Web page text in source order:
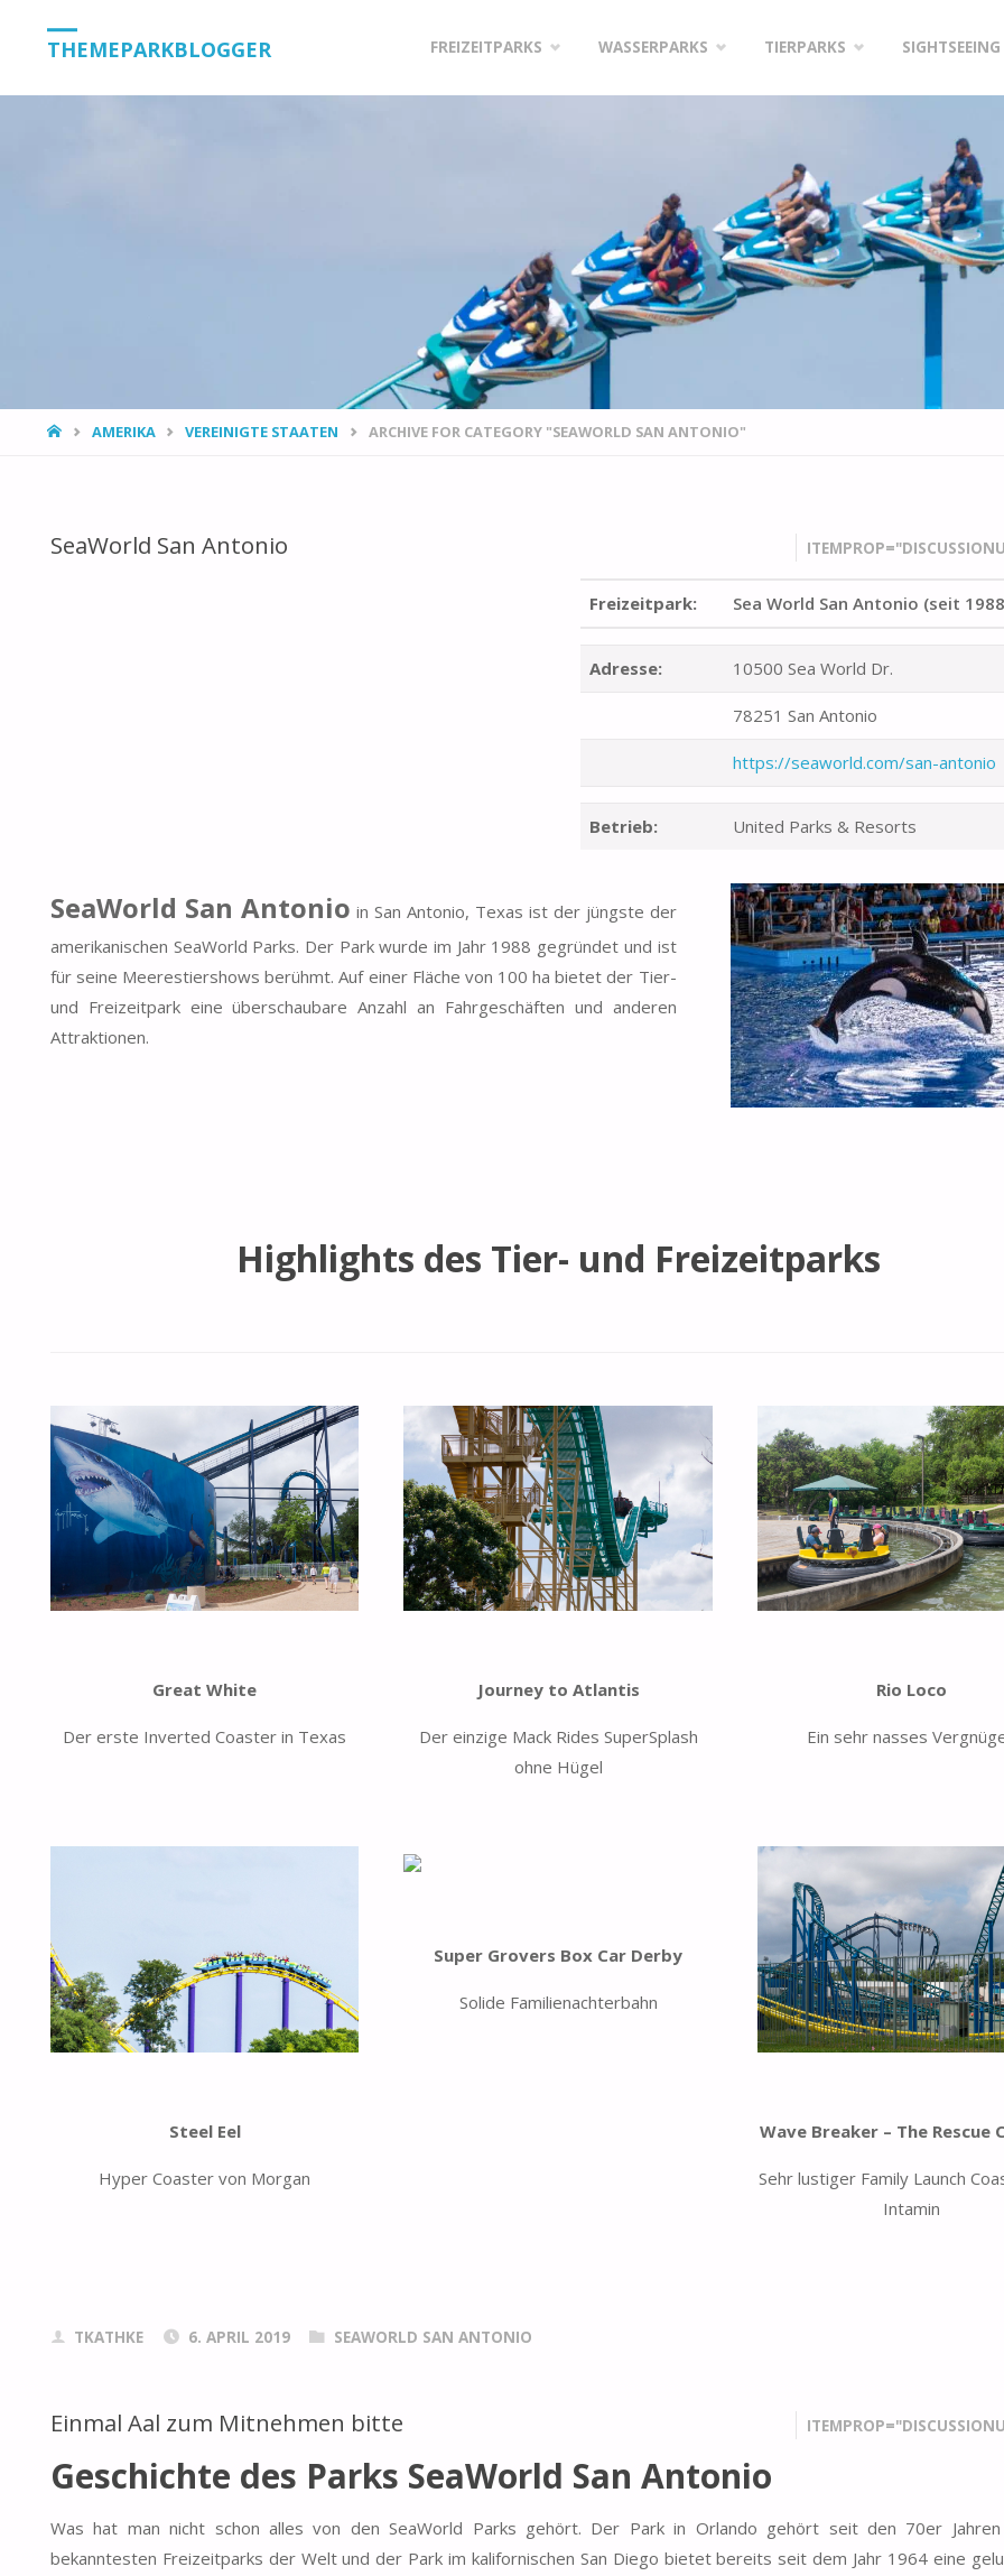
THEMEPARKBLOGGER FREIZEITPARKS WASSERPARKS TIERPARKS SIGHTSEEING
HOMEAMERIKA VEREINIGTE STAATEN ARCHIVE FOR CATEGORY "SEAWORLD SAN ANTONIO"
SeaWorld San Antonio
Freizeitpark: Sea World San Antonio (seit
Adresse: 10500 Sea World Dr.
78251 San Antonio
https://seaworld.com/san-antonio
Betrieb: United Parks & Resorts
SeaWorld San Antonio in San Antonio, Texas ist der jüngste der
amerikanischen SeaWorld Parks. Der Park wurde im Jahr 1988 gegründet und ist
für seine Meerestiershows berühmt. Auf einer Fläche von 100 ha bietet der Tier-
und Freizeitpark eine überschaubare Anzahl an Fahrgeschäften und anderen
Attraktionen.
Highlights des Tier- und Freizeitparks
Great White
Der erste Inverted Coaster in Texas
Journey to Atlantis
Der einzige Mack Rides SuperSplash
ohne Hügel
Rio Loco
Ein sehr nasses
Steel Eel
Hyper Coaster von Morgan
Super Grovers Box Car Derby
Solide Familienachterbahn
Wave Breaker – The Rescue
Sehr lustiger Family Launch
Intamin
TKATHKE 6. APRIL 2019 SEAWORLD SAN ANTONIO
Einmal Aal zum Mitnehmen bitte
Geschichte des Parks SeaWorld San Antonio
Was hat man nicht schon alles von den SeaWorld Parks gehört. Der Park in Orlando gehört seit den 70er
bekanntesten Freizeitparks der Welt und der Park im kalifornischen San Diego bietet bereits seit dem Jahr 1964 eine